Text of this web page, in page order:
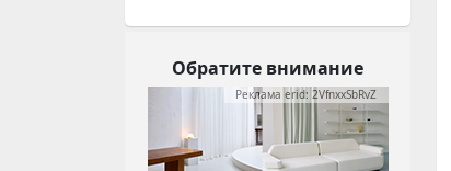
Обратите внимание
Реклама erid: 2VfnxxSbRvZ